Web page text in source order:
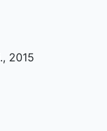
., 2015